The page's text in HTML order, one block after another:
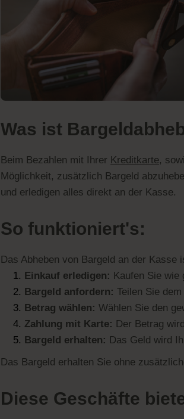
Was ist
Beim Bezahlen mit Ihrer Kreditkarte,
Möglichkeit, zusätzlich Bargeld
und erledigen alles direkt an der Kasse.
So funktioniert's:
Das Abheben von Bargeld an der Kasse
Einkauf erledigen: Kaufen Sie wie
Bargeld anfordern: Teilen Sie
Betrag wählen: Wählen Sie den
Zahlung mit Karte: Der Betrag
Bargeld erhalten: Das Geld wird
Das Bargeld erhalten Sie ohne
Diese Geschäfte